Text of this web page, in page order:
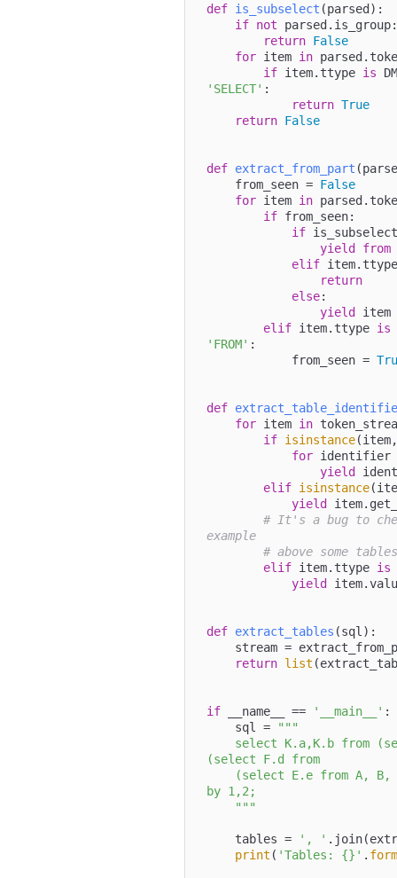
def is_subselect (parsed ):
if not
return False
for item in
if item.ttype is
'SELECT' :
return True
return False
def extract_from_part (
    from_seen =
False
for item in
if from_seen:
if
yield
from
elif
return
else:
yield
item
elif item.ttype is
'FROM' :
            from_seen =
def
for item in
if isinstance
for
yield
elif isinstance
yield
# It's a bug to
example
# above some
elif item.ttype is
yield
def extract_tables (sql ):
stream =
return list
if __name__ == '__main__' :
    sql =
"""
(select F.d from
by 1,2;
    """
    tables =
', '
print ( 'Tables: {}' .